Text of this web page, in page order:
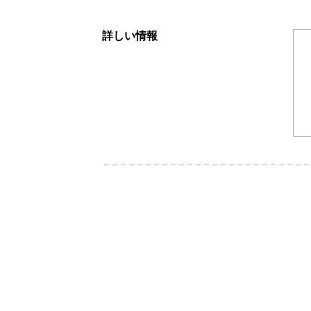
詳しい情報